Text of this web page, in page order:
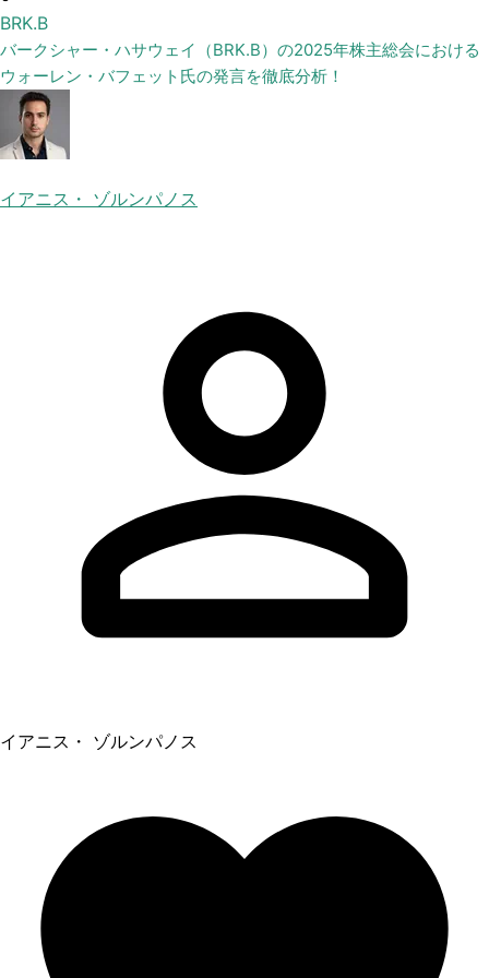
BRK.B
バークシャー・ハサウェイ（BRK.B）の2025年株主総会における
ウォーレン・バフェット氏の発言を徹底分析！
イアニス・ ゾルンパノス
イアニス・ ゾルンパノス